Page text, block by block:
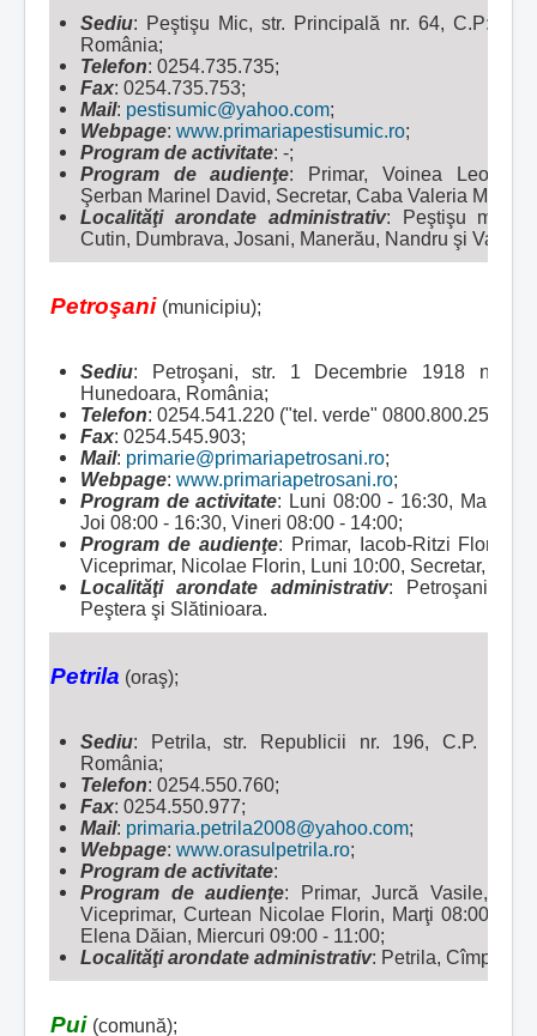
Sediu: Peştişu Mic, str. Principală nr. 64, C.P:
România;
Telefon: 0254.735.735;
Fax: 0254.735.753;
Mail: pestisumic@yahoo.com;
Webpage: www.primariapestisumic.ro;
Program de activitate: -;
Program de audienţe: Primar, Voinea Leorean
Şerban Marinel David, Secretar, Caba Valeria Maria;
Localităţi arondate administrativ:
Peştişu mic,
Cutin, Dumbrava, Josani, Manerău, Nandru şi Valea
Petroşani (municipiu);
Sediu: Petroşani, str. 1 Decembrie 1918 nr.
Hunedoara, România;
Telefon: 0254.541.220 ("tel. verde" 0800.800.252);
Fax: 0254.545.903;
Mail: primarie@primariapetrosani.ro;
Webpage: www.primariapetrosani.ro;
Program de activitate: Luni 08:00 - 16:30, Marţi
Joi 08:00 - 16:30, Vineri 08:00 - 14:00;
Program de audienţe: Primar, Iacob-Ritzi Florin
Viceprimar, Nicolae Florin, Luni 10:00, Secretar,
Localităţi arondate administrativ:
Petroşani,
Peştera şi Slătinioara.
Petrila (oraş);
Sediu: Petrila, str. Republicii nr. 196, C.P.
România;
Telefon: 0254.550.760;
Fax: 0254.550.977;
Mail: primaria.petrila2008@yahoo.com;
Webpage: www.orasulpetrila.ro;
Program de activitate:
Program de audienţe: Primar, Jurcă Vasile,
Viceprimar, Curtean Nicolae Florin, Marţi 08:00 -
Elena Dăian, Miercuri 09:00 - 11:00;
Localităţi arondate administrativ: Petrila, Cîmpa,
Pui (comună);